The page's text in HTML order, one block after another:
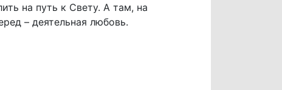
на путь к Свету. А там, на
– деятельная любовь.